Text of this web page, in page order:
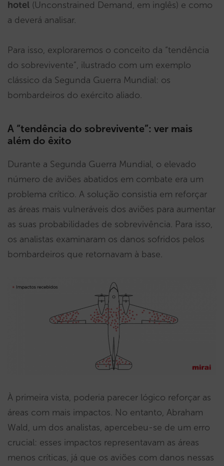
hotel (Unconstrained Demand, em inglês) e como
a deverá analisar.
Para isso, exploraremos o conceito da “tendência
do sobrevivente”, ilustrado com um exemplo
clássico da Segunda Guerra Mundial: os
bombardeiros do exército aliado.
A “tendência do sobrevivente”: ver mais
além do êxito
Durante a Segunda Guerra Mundial, o elevado
número de aviões abatidos em combate era um
problema crítico. A solução consistia em reforçar
as áreas mais vulneráveis dos aviões para aumentar
as suas probabilidades de sobrevivência. Para isso,
os analistas examinaram os danos sofridos pelos
bombardeiros que retornavam à base.
À primeira vista, poderia parecer lógico reforçar as
áreas com mais impactos. No entanto, Abraham
Wald, um dos analistas, apercebeu-se de um erro
crucial: esses impactos representavam as áreas
menos críticas, já que os aviões com danos nessas